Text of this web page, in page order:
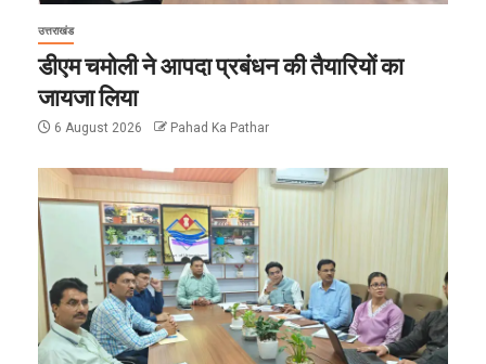
उत्तराखंड
डीएम चमोली ने आपदा प्रबंधन की तैयारियों का
जायजा लिया
6 August 2026 Pahad Ka Pathar